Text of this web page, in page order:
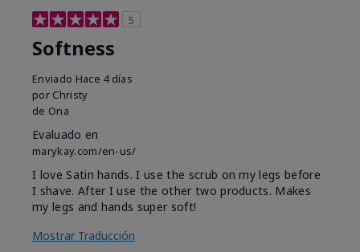
5
Softness
Enviado Hace 4 días
por Christy
de Ona
Evaluado en
marykay.com/en-us/
I love Satin hands. I use the scrub on my legs before
I shave. After I use the other two products. Makes
my legs and hands super soft!
Mostrar Traducción